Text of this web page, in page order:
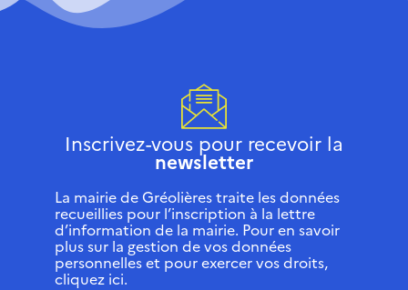
Inscrivez-vous pour recevoir la
newsletter
La mairie de Gréolières traite les données
recueillies pour l’inscription à la lettre
d’information de la mairie. Pour en savoir
plus sur la gestion de vos données
personnelles et pour exercer vos droits,
cliquez ici.